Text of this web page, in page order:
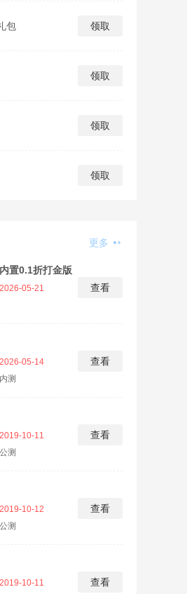
包 领取
领取
领取
领取
更多
置0.1折打金版
2026-05-21
查看
2026-05-14
内测
查看
2019-10-11
公测
查看
2019-10-12
公测
查看
2019-10-11 查看